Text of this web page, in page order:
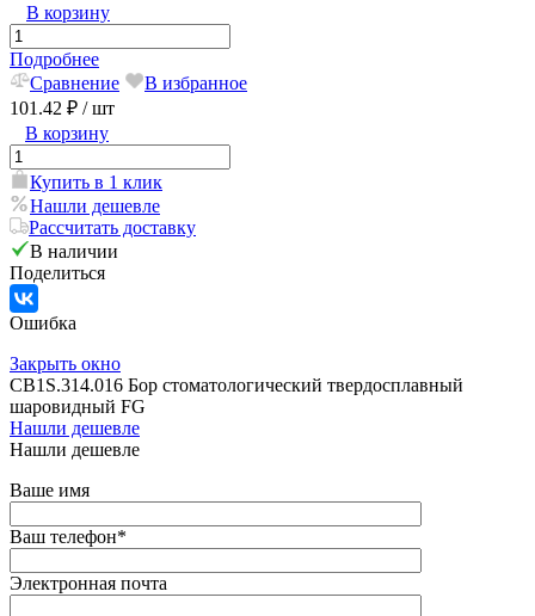
В корзину
Подробнее
Сравнение
В избранное
101.42 ₽ / шт
В корзину
Купить в 1 клик
Нашли дешевле
Рассчитать доставку
В наличии
Поделиться
Ошибка
Закрыть окно
CB1S.314.016 Бор стоматологический твердосплавный
шаровидный FG
Нашли дешевле
Нашли дешевле
Ваше имя
Ваш телефон*
Электронная почта